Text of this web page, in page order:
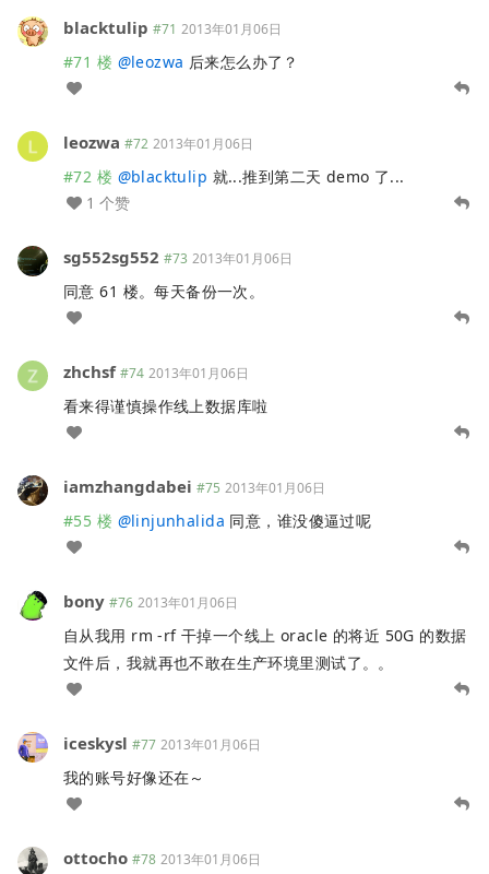
blacktulip #71 2013年01月06日
#71 楼 @leozwa 后来怎么办了？
leozwa #72 2013年01月06日
#72 楼 @blacktulip 就...推到第二天 demo 了...
1 个赞
sg552sg552 #73 2013年01月06日
同意 61 楼。每天备份一次。
zhchsf #74 2013年01月06日
看来得谨慎操作线上数据库啦
iamzhangdabei #75 2013年01月06日
#55 楼 @linjunhalida 同意，谁没傻逼过呢
bony #76 2013年01月06日
自从我用 rm -rf 干掉一个线上 oracle 的将近 50G 的数据
文件后，我就再也不敢在生产环境里测试了。。
iceskysl #77 2013年01月06日
我的账号好像还在～
ottocho #78 2013年01月06日